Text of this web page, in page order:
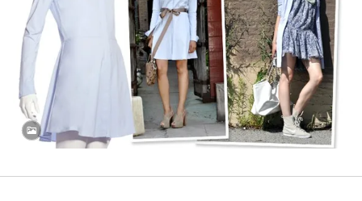
Thế giới
Tin tức
Thế giới đó đây
Câu chuyện quốc tế
Kinh tế
Tài chính
Thị trường
Góc doanh nghiệp
Dữ liệu và đời sống
Truyền hình